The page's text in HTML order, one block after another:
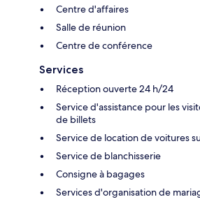
Centre d'affaires
Salle de réunion
Centre de conférence
Services
Réception ouverte 24 h/24
Service d'assistance pour les
de billets
Service de location de voitures
Service de blanchisserie
Consigne à bagages
Services d'organisation de